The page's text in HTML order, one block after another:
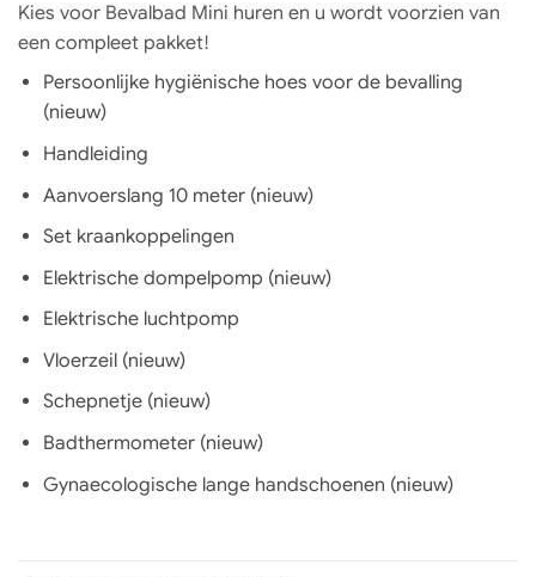
Kies voor Bevalbad Mini huren en u wordt voorzien van
een compleet pakket!
Persoonlijke hygiënische hoes voor de bevalling
(nieuw)
Handleiding
Aanvoerslang 10 meter (nieuw)
Set kraankoppelingen
Elektrische dompelpomp (nieuw)
Elektrische luchtpomp
Vloerzeil (nieuw)
Schepnetje (nieuw)
Badthermometer (nieuw)
Gynaecologische lange handschoenen (nieuw)